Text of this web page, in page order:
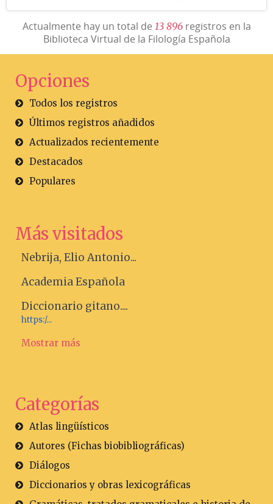
Actualmente hay un total de 13 896registros en la
Biblioteca Virtual de la Filología Española
Opciones
Todos los registros
Últimos registros añadidos
Actualizados recientemente
Destacados
Populares
Más visitados
Nebrija, Elio Antonio...
Academia Española
Diccionario gitano....
https:/...
Mostrar más
Categorías
Atlas lingüísticos
Autores (Fichas biobibliográficas)
Diálogos
Diccionarios y obras lexicográficas